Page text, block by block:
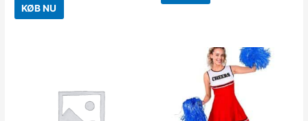
KØB NU